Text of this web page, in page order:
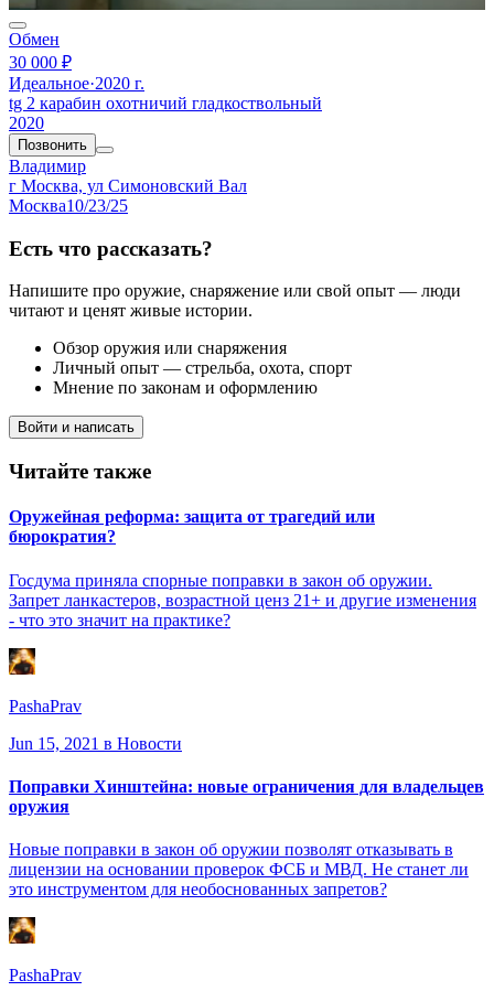
Обмен
30 000 ₽
Идеальное·2020 г.
tg 2 карабин охотничий гладкоствольный
2020
Позвонить
Владимир
г Москва, ул Симоновский Вал
Москва10/23/25
Есть что рассказать?
Напишите про оружие, снаряжение или свой опыт — люди
читают и ценят живые истории.
Обзор оружия или снаряжения
Личный опыт — стрельба, охота, спорт
Мнение по законам и оформлению
Войти и написать
Читайте также
Оружейная реформа: защита от трагедий или
бюрократия?
Госдума приняла спорные поправки в закон об оружии.
Запрет ланкастеров, возрастной ценз 21+ и другие изменения
- что это значит на практике?
PashaPrav
Jun 15, 2021 в Новости
Поправки Хинштейна: новые ограничения для владельцев
оружия
Новые поправки в закон об оружии позволят отказывать в
лицензии на основании проверок ФСБ и МВД. Не станет ли
это инструментом для необоснованных запретов?
PashaPrav